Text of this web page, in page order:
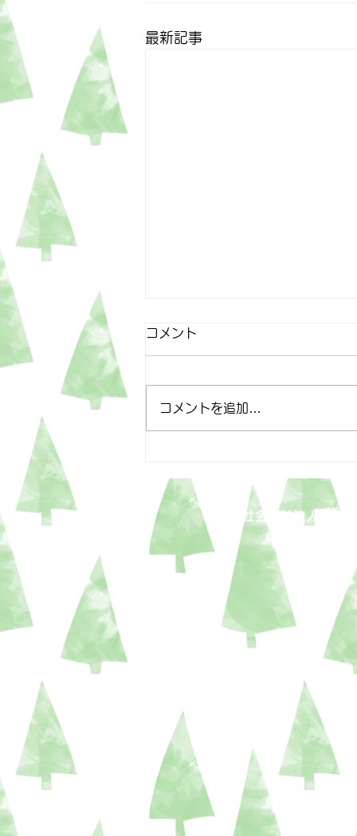
最新記事
4月25日
コメント
コメントを追加…
社会福祉法人 紫